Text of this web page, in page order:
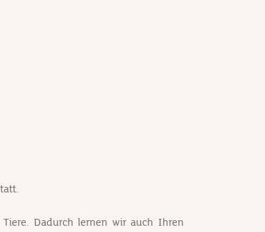
Dadurch lernen wir auch Ihren